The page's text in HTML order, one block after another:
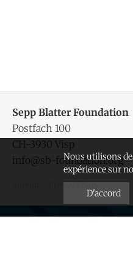
Sepp Blatter Foundation
Postfach 100
CH-3930 Visp
info@sb-foundation.org
Privacy Policy
Nous utilisons
expérience sur
D'accord